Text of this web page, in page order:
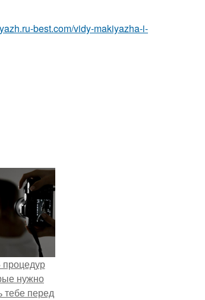
best.com/vidy-makiyazha-i-
процедур
нужно
тебе перед